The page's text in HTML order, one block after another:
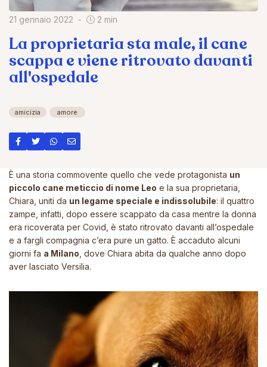
21 gennaio 2022 2 min
La proprietaria sta male, il cane
scappa e viene ritrovato davanti
all'ospedale
amicizia amore
È una storia commovente quello che vede protagonista un
piccolo cane meticcio di nome Leo e la sua proprietaria,
Chiara, uniti da un legame speciale e indissolubile: il quattro
zampe, infatti, dopo essere scappato da casa mentre la donna
era ricoverata per Covid, è stato ritrovato davanti all’ospedale
e a fargli compagnia c’era pure un gatto. È accaduto alcuni
giorni fa a Milano , dove Chiara abita da qualche anno dopo
aver lasciato Versilia.